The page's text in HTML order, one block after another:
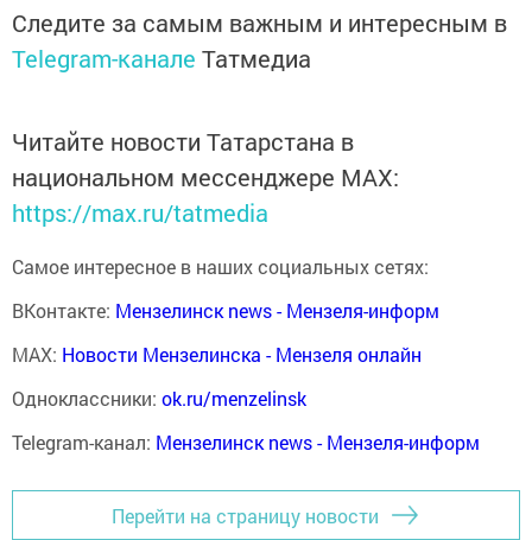
Следите за самым важным и интересным в
Telegram-канале Татмедиа
Читайте новости Татарстана в
национальном мессенджере MАХ:
https://max.ru/tatmedia
Самое интересное в наших социальных сетях:
ВКонтакте: Мензелинск news - Мензеля-информ
MAX: Новости Мензелинска - Мензеля онлайн
Одноклассники: ok.ru/menzelinsk
Telegram-канал: Мензелинск news - Мензеля-информ
Перейти на страницу новости